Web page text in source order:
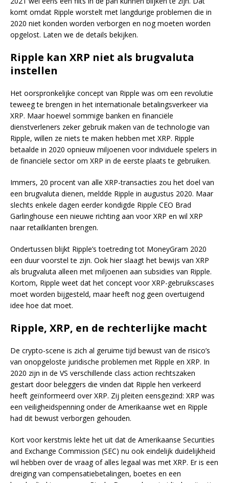
komt omdat Ripple worstelt met langdurige problemen die in
2020 niet konden worden verborgen en nog moeten worden
opgelost. Laten we de details bekijken.
Ripple kan XRP niet als brugvaluta
instellen
Het oorspronkelijke concept van Ripple was om een revolutie
teweeg te brengen in het internationale betalingsverkeer via
XRP. Maar hoewel sommige banken en financiële
dienstverleners zeker gebruik maken van de technologie van
Ripple, willen ze niets te maken hebben met XRP. Ripple
betaalde in 2020 opnieuw miljoenen voor individuele spelers in
de financiële sector om XRP in de eerste plaats te gebruiken.
Immers, 20 procent van alle XRP-transacties zou het doel van
een brugvaluta dienen, meldde Ripple in augustus 2020. Maar
slechts enkele dagen eerder kondigde Ripple CEO Brad
Garlinghouse een nieuwe richting aan voor XRP en wil XRP
naar retailklanten brengen.
Ondertussen blijkt Ripple’s toetreding tot MoneyGram 2020
een duur voorstel te zijn. Ook hier slaagt het bewijs van XRP
als brugvaluta alleen met miljoenen aan subsidies van Ripple.
Kortom, Ripple weet dat het concept voor XRP-gebruikscases
moet worden bijgesteld, maar heeft nog geen overtuigend
idee hoe dat moet.
Ripple, XRP, en de rechterlijke macht
De crypto-scene is zich al geruime tijd bewust van de risico’s
van onopgeloste juridische problemen met Ripple en XRP. In
2020 zijn in de VS verschillende class action rechtszaken
gestart door beleggers die vinden dat Ripple hen verkeerd
heeft geïnformeerd over XRP. Zij pleiten eensgezind: XRP was
een veiligheidspenning onder de Amerikaanse wet en Ripple
had dit bewust verborgen gehouden.
Kort voor kerstmis lekte het uit dat de Amerikaanse Securities
and Exchange Commission (SEC) nu ook eindelijk duidelijkheid
wil hebben over de vraag of alles legaal was met XRP. Er is een
dreiging van compensatiebetalingen, boetes en een